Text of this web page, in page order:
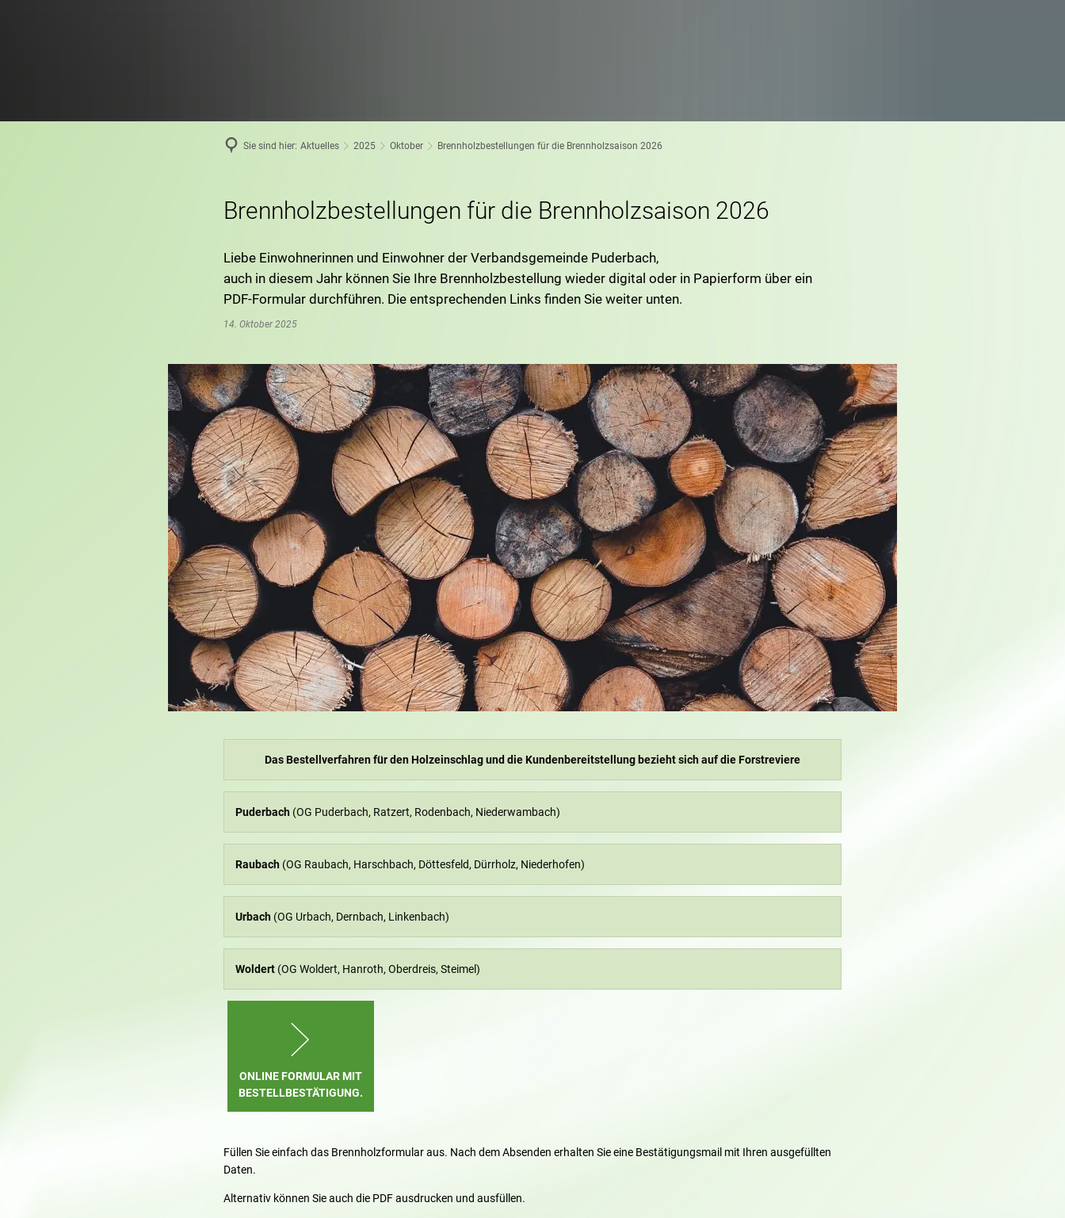
Sie sind hier: Aktuelles 2025 Oktober Brennholzbestellungen für die Brennholzsaison 2026
Brennholzbestellungen für die Brennholzsaison 2026
Liebe Einwohnerinnen und Einwohner der Verbandsgemeinde Puderbach,
auch in diesem Jahr können Sie Ihre Brennholzbestellung wieder digital oder in Papierform über ein
PDF-Formular durchführen. Die entsprechenden Links finden Sie weiter unten.
14. Oktober 2025
Das Bestellverfahren für den Holzeinschlag und die Kundenbereitstellung bezieht sich auf die Forstreviere
Puderbach (OG Puderbach, Ratzert, Rodenbach, Niederwambach)
Raubach (OG Raubach, Harschbach, Döttesfeld, Dürrholz, Niederhofen)
Urbach (OG Urbach, Dernbach, Linkenbach)
Woldert (OG Woldert, Hanroth, Oberdreis, Steimel)
ONLINE FORMULAR MIT
BESTELLBESTÄTIGUNG.
Füllen Sie einfach das Brennholzformular aus. Nach dem Absenden erhalten Sie eine Bestätigungsmail mit Ihren ausgefüllten
Daten.
Alternativ können Sie auch die PDF ausdrucken und ausfüllen.